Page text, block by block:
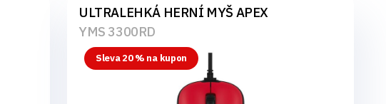
ULTRALEHKÁ HERNÍ MYŠ APEX
YMS 3300RD
Sleva 20 % na kupon